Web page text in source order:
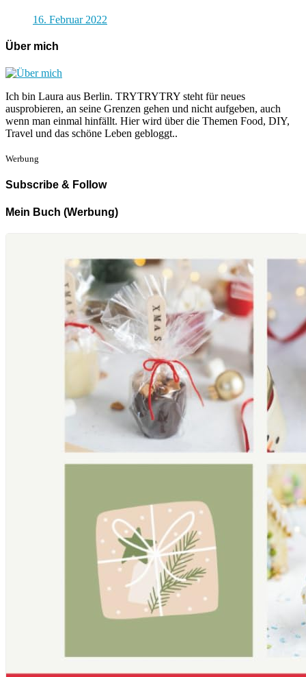
16. Februar 2022
Über mich
Ich bin Laura aus Berlin. TRYTRYTRY steht für neues
ausprobieren, an seine Grenzen gehen und nicht aufgeben, auch
wenn man einmal hinfällt. Hier wird über die Themen Food, DIY,
Travel und das schöne Leben gebloggt..
Werbung
Subscribe & Follow
Mein Buch (Werbung)